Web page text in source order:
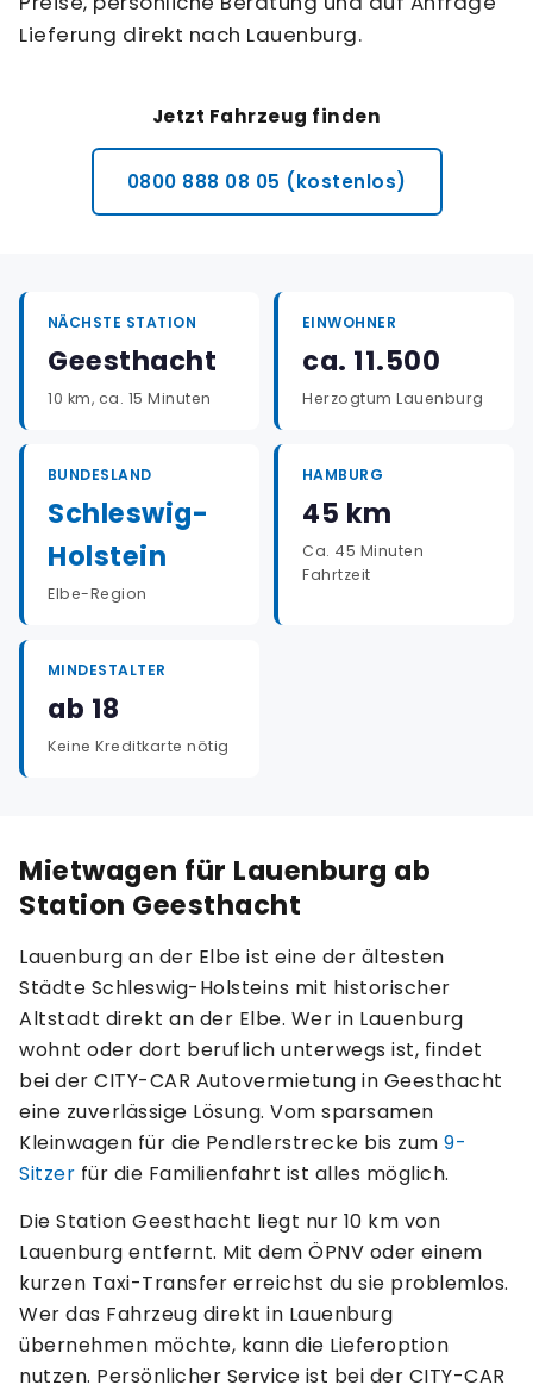
Lieferung direkt nach Lauenburg.
Jetzt Fahrzeug finden
0800 888 08 05 (kostenlos)
NÄCHSTE STATION
Geesthacht
10 km, ca. 15 Minuten
EINWOHNER
ca. 11.500
Herzogtum Lauenburg
BUNDESLAND
Schleswig-
Holstein
Elbe-Region
HAMBURG
45 km
Ca. 45 Minuten
Fahrtzeit
MINDESTALTER
ab 18
Keine Kreditkarte nötig
Mietwagen für Lauenburg ab
Station Geesthacht
Lauenburg an der Elbe ist eine der ältesten
Städte Schleswig-Holsteins mit historischer
Altstadt direkt an der Elbe. Wer in Lauenburg
wohnt oder dort beruflich unterwegs ist, findet
bei der CITY-CAR Autovermietung in Geesthacht
eine zuverlässige Lösung. Vom sparsamen
Kleinwagen für die Pendlerstrecke bis zum 9-
Sitzer für die Familienfahrt ist alles möglich.
Die Station Geesthacht liegt nur 10 km von
Lauenburg entfernt. Mit dem ÖPNV oder einem
kurzen Taxi-Transfer erreichst du sie problemlos.
Wer das Fahrzeug direkt in Lauenburg
übernehmen möchte, kann die Lieferoption
nutzen. Persönlicher Service ist bei der CITY-CAR